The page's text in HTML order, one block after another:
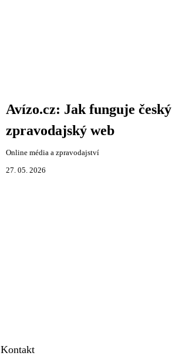
Avízo.cz: Jak funguje český
zpravodajský web
Online média a zpravodajství
27. 05. 2026
Kontakt